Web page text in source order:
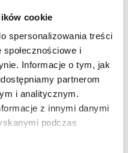
cookie
spersonalizowania treści
i
Informacje o tym, jak
partnerom
i analitycznym.
z innymi danymi
podczas
19